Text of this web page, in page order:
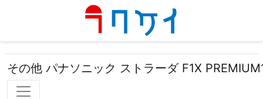
その他 パナソニック ストラーダ F1X